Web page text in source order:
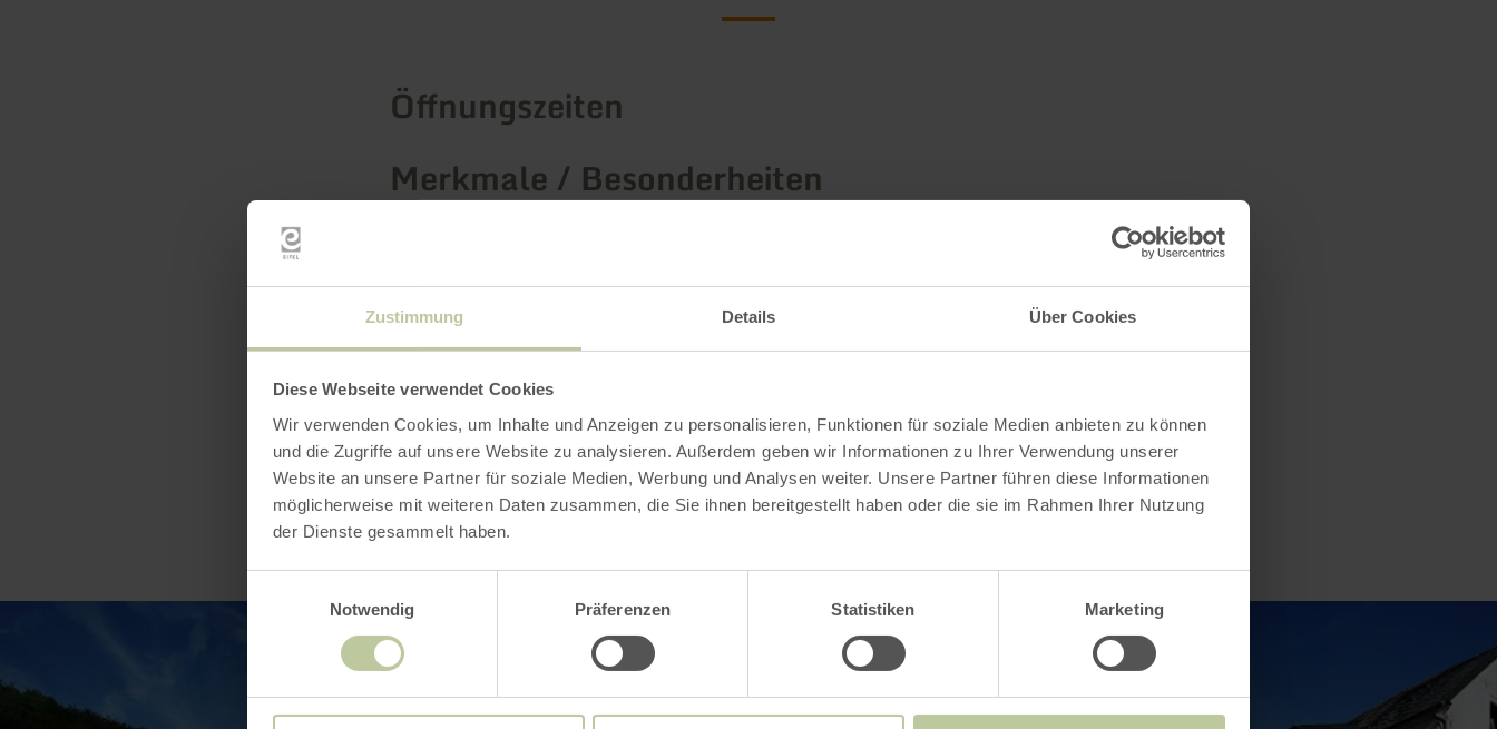
Zustimmung Details Über Cookies
Diese Webseite verwendet Cookies
Wir verwenden Cookies, um Inhalte und Anzeigen zu personalisieren, Funktionen für soziale Medien anbieten zu können
und die Zugriffe auf unsere Website zu analysieren. Außerdem geben wir Informationen zu Ihrer Verwendung unserer
Website an unsere Partner für soziale Medien, Werbung und Analysen weiter. Unsere Partner führen diese Informationen
möglicherweise mit weiteren Daten zusammen, die Sie ihnen bereitgestellt haben oder die sie im Rahmen Ihrer Nutzung
der Dienste gesammelt haben.
Notwendig
Präferenzen Statistiken Marketing
Öffnungszeiten
Merkmale / Besonderheiten
Platzangebot
Impressionen